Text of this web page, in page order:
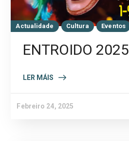
Actualidade Cultura Eventos
ENTROIDO 2025
LER MÁIS
Febreiro 24, 2025